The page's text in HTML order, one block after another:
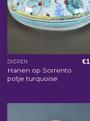
DIEREN
Hanen op Sorrento
potje turquoise
€